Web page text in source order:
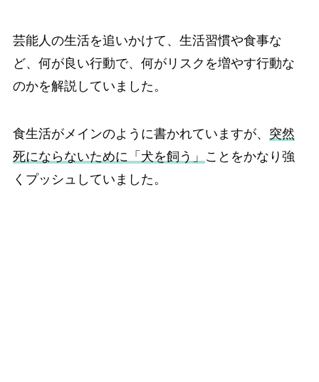
芸能人の生活を追いかけて、生活習慣や食事な
ど、何が良い行動で、何がリスクを増やす行動な
のかを解説していました。
食生活がメインのように書かれていますが、 突然
死にならないために「犬を飼う」 ことをかなり強
くプッシュしていました。